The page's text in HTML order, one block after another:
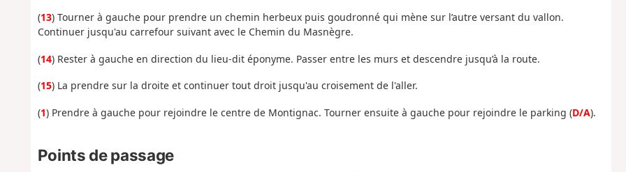
(13) Tourner à gauche pour prendre un chemin herbeux puis goudronné qui mène sur l’autre versant du vallon.
Continuer jusqu'au carrefour suivant avec le Chemin du Masnègre.
(14) Rester à gauche en direction du lieu-dit éponyme. Passer entre les murs et descendre jusqu’à la route.
(15) La prendre sur la droite et continuer tout droit jusqu'au croisement de l'aller.
(1) Prendre à gauche pour rejoindre le centre de Montignac. Tourner ensuite à gauche pour rejoindre le parking (D/A).
Points de passage